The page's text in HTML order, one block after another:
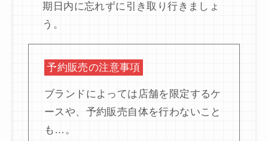
期日内に忘れずに引き取り行きましょ
う。
予約販売の注意事項
ブランドによっては店舗を限定するケ
ースや、予約販売自体を行わないこと
も…。